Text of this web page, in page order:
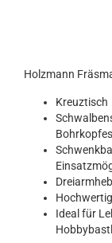
Holzmann
Kreuztisch
Bohrkopfes
Ideal für